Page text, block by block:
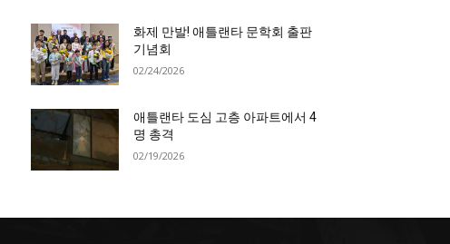
화제 만발! 애틀랜타 문학회 출판
기념회
02/24/2026
애틀랜타 도심 고층 아파트에서 4
명 총격
02/19/2026